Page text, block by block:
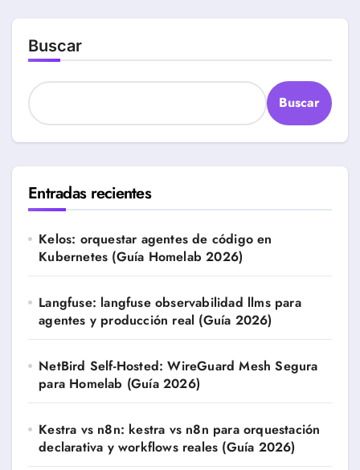
Buscar
Buscar
Entradas recientes
Kelos: orquestar agentes de código en
Kubernetes (Guía Homelab 2026)
Langfuse: langfuse observabilidad llms para
agentes y producción real (Guía 2026)
NetBird Self-Hosted: WireGuard Mesh Segura
para Homelab (Guía 2026)
Kestra vs n8n: kestra vs n8n para orquestación
declarativa y workflows reales (Guía 2026)